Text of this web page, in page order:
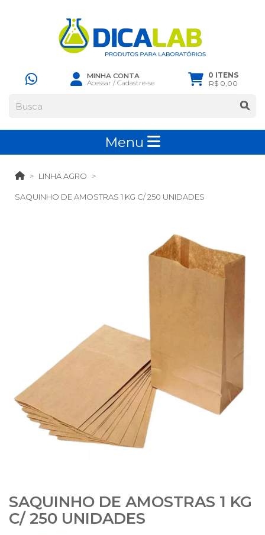
MINHA CONTA
Acessar /Cadastre-se
0 ITENS
R$ 0,00
Menu
LINHA AGRO
SAQUINHO DE AMOSTRAS 1 KG C/ 250 UNIDADES
SAQUINHO DE AMOSTRAS 1 KG
C/ 250 UNIDADES